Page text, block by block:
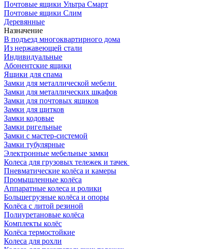
Почтовые ящики Ультра Смарт
Почтовые ящики Слим
Деревянные
Назначение
В подъезд многоквартирного дома
Из нержавеющей стали
Индивидуальные
Абонентские ящики
Ящики для спама
Замки для металлической мебели
Замки для металлических шкафов
Замки для почтовых ящиков
Замки для щитков
Замки кодовые
Замки ригельные
Замки с мастер-системой
Замки тубулярные
Электронные мебельные замки
Колеса для грузовых тележек и тачек
Пневматические колёса и камеры
Промышленные колёса
Аппаратные колеса и ролики
Большегрузные колёса и опоры
Колёса с литой резиной
Полиуретановые колёса
Комплекты колёс
Колёса термостойкие
Колеса для рохли